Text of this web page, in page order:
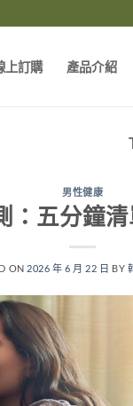
上訂購 產品介紹
男性健康
：五分鐘
ON 2026 年 6 月 22 日 BY